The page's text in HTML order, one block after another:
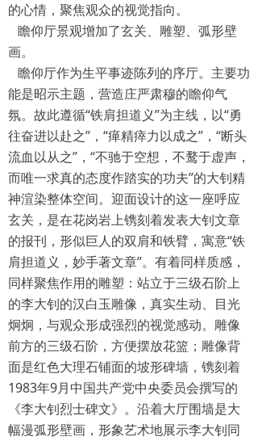
的心情，聚焦观众的视觉指向。
瞻仰厅景观增加了玄关、雕塑、弧形壁
画。
瞻仰厅作为生平事迹陈列的序厅。主要功
能是昭示主题，营造庄严肃穆的瞻仰气
氛。故此遵循“铁肩担道义”为主线，以“勇
往奋进以赴之”，“瘅精瘁力以成之”，“断头
流血以从之”，“不驰于空想，不鹜于虚声，
而唯一求真的态度作踏实的功夫”的大钊精
神渲染整体空间。迎面设计的这一座呼应
玄关，是在花岗岩上镌刻着发表大钊文章
的报刊，形似巨人的双肩和铁臂，寓意“铁
肩担道义，妙手著文章”。有着同样质感，
同样聚焦作用的雕塑：站立于三级石阶上
的李大钊的汉白玉雕像，真实生动、目光
炯炯，与观众形成强烈的视觉感动。雕像
前方的三级石阶，方便摆放花篮；雕像背
面是红色大理石铺面的坡形碑墙，镌刻着
1983年9月中国共产党中央委员会撰写的
《李大钊烈士碑文》。沿着大厅围墙是大
幅漫弧形壁画，形象艺术地展示李大钊同